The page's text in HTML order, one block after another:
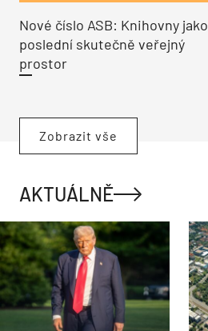
Nové číslo ASB: Knihovny jako
poslední skutečně veřejný
prostor
Zobrazit vše
AKTUÁLNĚ